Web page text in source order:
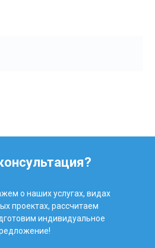
о наших услугах, видах
проектах, рассчитаем
индивидуальное